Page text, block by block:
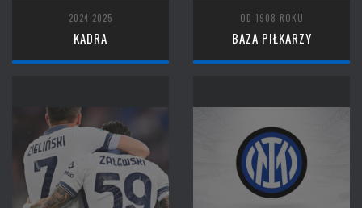
2024-2025
KADRA
OD 1908 ROKU
BAZA PIŁKARZY